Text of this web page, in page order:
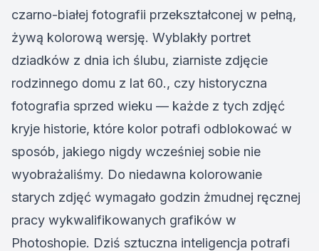
czarno-białej fotografii przekształconej w pełną,
żywą kolorową wersję. Wyblakły portret
dziadków z dnia ich ślubu, ziarniste zdjęcie
rodzinnego domu z lat 60., czy historyczna
fotografia sprzed wieku — każde z tych zdjęć
kryje historie, które kolor potrafi odblokować w
sposób, jakiego nigdy wcześniej sobie nie
wyobrażaliśmy. Do niedawna kolorowanie
starych zdjęć wymagało godzin żmudnej ręcznej
pracy wykwalifikowanych grafików w
Photoshopie. Dziś sztuczna inteligencja potrafi